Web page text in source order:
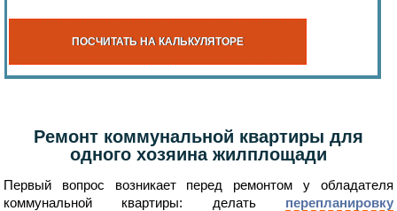
ПОСЧИТАТЬ НА КАЛЬКУЛЯТОРЕ
Ремонт коммунальной квартиры для
одного хозяина жилплощади
Первый вопрос возникает перед ремонтом у обладателя
коммунальной квартиры: делать перепланировку